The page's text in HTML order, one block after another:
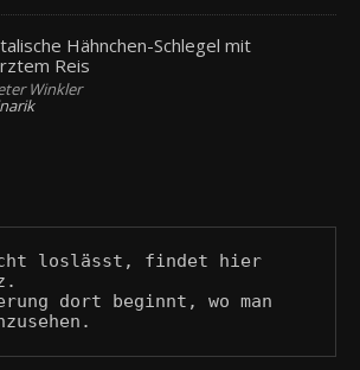
Hähnchen-Schlegel mit
Reis
Winkler
loslässt, findet hier
dort beginnt, wo man